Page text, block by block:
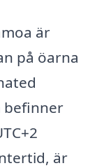
är
på öarna
befinner
är